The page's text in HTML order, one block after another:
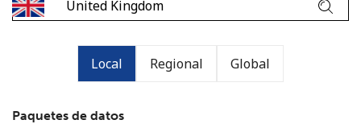
Local Regional Global
Paquetes de datos